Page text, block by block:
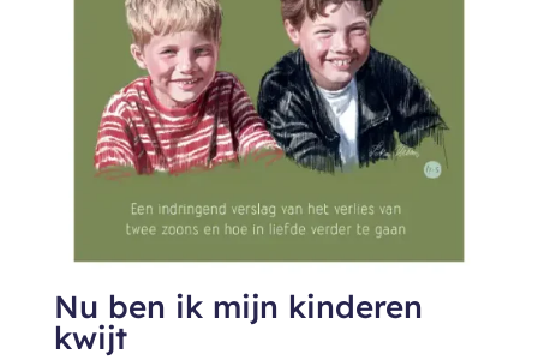
Nu ben ik mijn kinderen
kwijt